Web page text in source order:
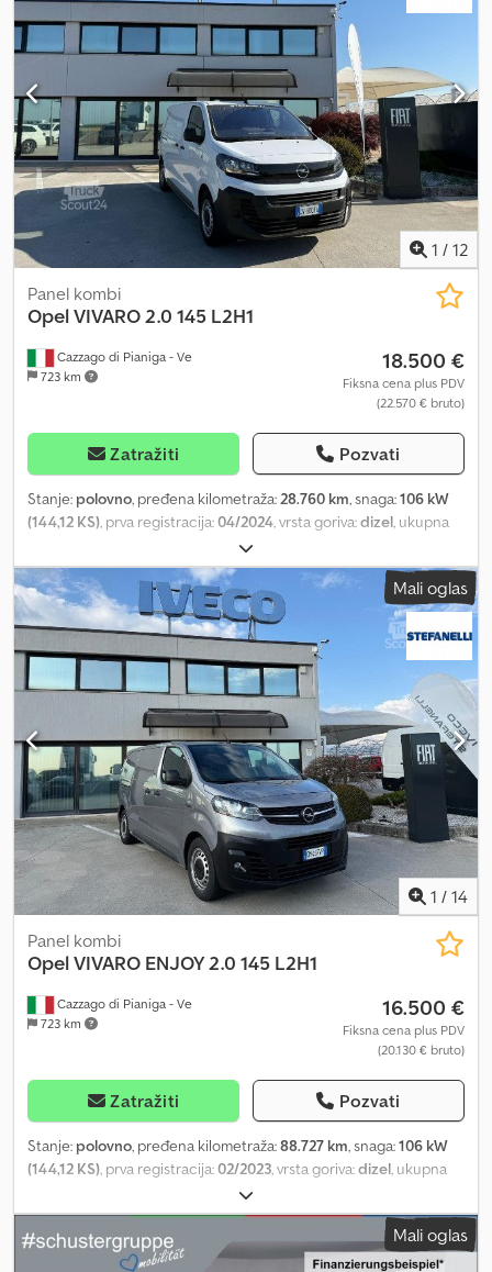
1 / 12
Cazzago di Pianiga - Ve
723 km
Panel kombi
OpelVIVARO 2.0 145 L2H1
18.500 €
Fiksna cena plus PDV
(22.570 € bruto)
Zatražiti Pozvati
Stanje: polovno, pređena kilometraža: 28.760 km, snaga:106 kW
(144,12 KS) , prva registracija:04/2024 , vrsta goriva:dizel , ukupna
, tip prenosa:
dozvoljena ukupna težina: 2734 kg. Vozilo je dostupno u našoj
poslovnici u Pradamanu (UD). Za više informacija i fotografija,
kontaktirajte: Đulio Desenibus Telefon: 0432.409212 Dcodpoy U
Apqsfx Ahvsk Mobilni (WhatsApp): 366.6069108 Davide Tonino
Telefon: 0432.409209 Mobilni (WhatsApp): 338.6218473
Mali oglas
1 / 14
Cazzago di Pianiga - Ve
723 km
Panel kombi
OpelVIVARO ENJOY 2.0 145 L2H1
16.500 €
Fiksna cena plus PDV
(20.130 € bruto)
Zatražiti Pozvati
Stanje: polovno, pređena kilometraža:88.727 km, snaga:106 kW
(144,12 KS), prva registracija:02/2023, vrsta goriva:dizel, ukupna
, tip prenosa:
dozvoljena težina: 1102 kg. Vozilo je dostupno u našoj poslovnici u
Pradamanu (UD). Za informacije i fotografije, kontaktirajte: Đulio
Desenibus Telefon: 0432.409212 Mobilni (WhatsApp): 366.6069108
Mali oglas